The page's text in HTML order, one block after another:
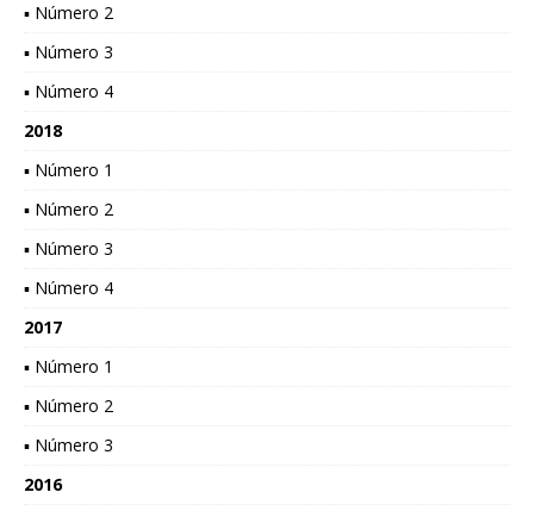
▪ Número 2
▪ Número 3
▪ Número 4
2018
▪ Número 1
▪ Número 2
▪ Número 3
▪ Número 4
2017
▪ Número 1
▪ Número 2
▪ Número 3
2016